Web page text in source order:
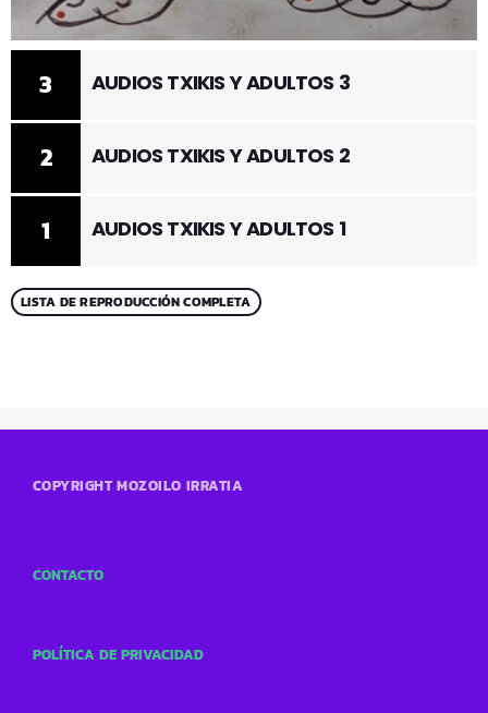
1 AUDIOS TXIKIS Y ADULTOS 1
2 AUDIOS TXIKIS Y ADULTOS 2
3 AUDIOS TXIKIS Y ADULTOS 3
LISTA DE REPRODUCCIÓN COMPLETA
COPYRIGHT MOZOILO IRRATIA
CONTACTO
POLÍTICA DE PRIVACIDAD